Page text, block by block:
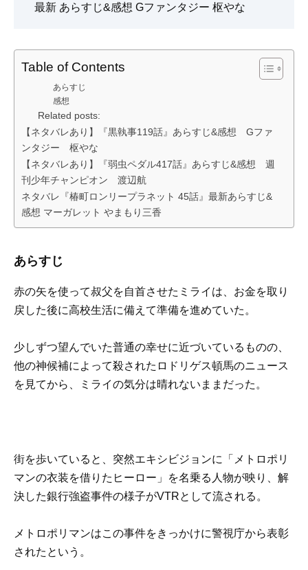
最新 あらすじ&感想 Gファンタジー 枢やな
Table of Contents
あらすじ
感想
Related posts:
【ネタバレあり】『黒執事119話』あらすじ&感想 Gファ
ンタジー 枢やな
【ネタバレあり】『弱虫ペダル417話』あらすじ&感想 週
刊少年チャンピオン 渡辺航
ネタバレ『椿町ロンリープラネット 45話』最新あらすじ&
感想 マーガレット やまもり三香
あらすじ
赤の矢を使って叔父を自首させたミライは、お金を取り
戻した後に高校生活に備えて準備を進めていた。
少しずつ望んでいた普通の幸せに近づいているものの、
他の神候補によって殺されたロドリゲス頓馬のニュース
を見てから、ミライの気分は晴れないままだった。
街を歩いていると、突然エキシビジョンに「メトロポリ
マンの衣装を借りたヒーロー」を名乗る人物が映り、解
決した銀行強盗事件の様子がVTRとして流される。
メトロポリマンはこの事件をきっかけに警視庁から表彰
されたという。